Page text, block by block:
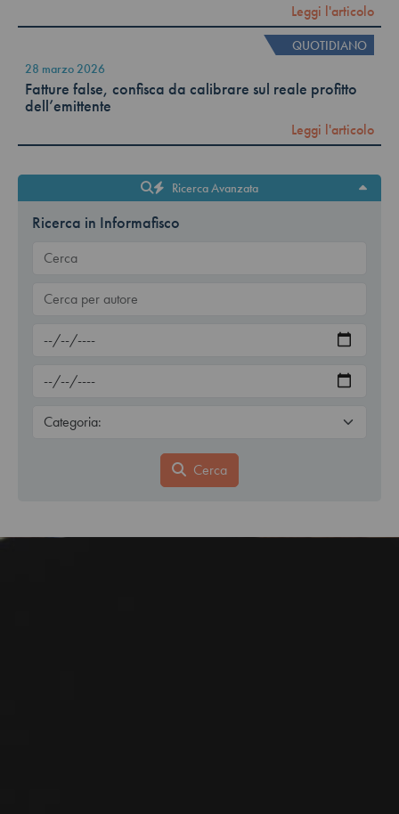
Leggi l'articolo
QUOTIDIANO
28 marzo 2026
Fatture false, confisca da calibrare sul reale profitto
dell’emittente
Leggi l'articolo
Ricerca Avanzata
Ricerca in Informafisco
Cerca